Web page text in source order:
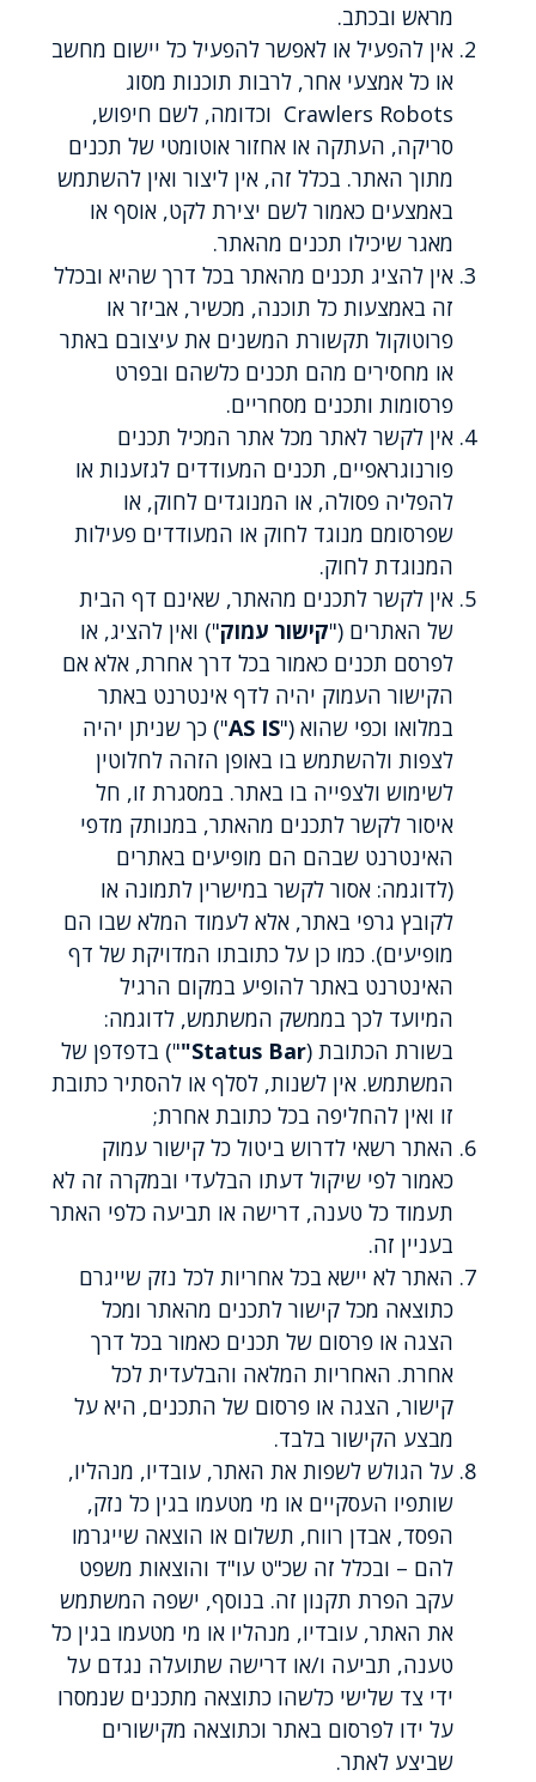
מראש ובכתב.
אין להפעיל או לאפשר להפעיל כל יישום מחשב
או כל אמצעי אחר, לרבות תוכנות מסוג
Crawlers Robots וכדומה, לשם חיפוש,
סריקה, העתקה או אחזור אוטומטי של תכנים
מתוך האתר. בכלל זה, אין ליצור ואין להשתמש
באמצעים כאמור לשם יצירת לקט, אוסף או
מאגר שיכילו תכנים מהאתר.
אין להציג תכנים מהאתר בכל דרך שהיא ובכלל
זה באמצעות כל תוכנה, מכשיר, אביזר או
פרוטוקול תקשורת המשנים את עיצובם באתר
או מחסירים מהם תכנים כלשהם ובפרט
פרסומות ותכנים מסחריים.
אין לקשר לאתר מכל אתר המכיל תכנים
פורנוגראפיים, תכנים המעודדים לגזענות או
להפליה פסולה, או המנוגדים לחוק, או
שפרסומם מנוגד לחוק או המעודדים פעילות
המנוגדת לחוק.
אין לקשר לתכנים מהאתר, שאינם דף הבית
של האתרים ("קישור עמוק") ואין להציג, או
לפרסם תכנים כאמור בכל דרך אחרת, אלא אם
הקישור העמוק יהיה לדף אינטרנט באתר
במלואו וכפי שהוא ("AS IS") כך שניתן יהיה
לצפות ולהשתמש בו באופן הזהה לחלוטין
לשימוש ולצפייה בו באתר. במסגרת זו, חל
איסור לקשר לתכנים מהאתר, במנותק מדפי
האינטרנט שבהם הם מופיעים באתרים
(לדוגמה: אסור לקשר במישרין לתמונה או
לקובץ גרפי באתר, אלא לעמוד המלא שבו הם
מופיעים). כמו כן על כתובתו המדויקת של דף
האינטרנט באתר להופיע במקום הרגיל
המיועד לכך בממשק המשתמש, לדוגמה:
בשורת הכתובת (Status Bar" ") בדפדפן של
המשתמש. אין לשנות, לסלף או להסתיר כתובת
זו ואין להחליפה בכל כתובת אחרת;
האתר רשאי לדרוש ביטול כל קישור עמוק
כאמור לפי שיקול דעתו הבלעדי ובמקרה זה לא
תעמוד כל טענה, דרישה או תביעה כלפי האתר
בעניין זה.
האתר לא יישא בכל אחריות לכל נזק שייגרם
כתוצאה מכל קישור לתכנים מהאתר ומכל
הצגה או פרסום של תכנים כאמור בכל דרך
אחרת. האחריות המלאה והבלעדית לכל
קישור, הצגה או פרסום של התכנים, היא על
מבצע הקישור בלבד.
על הגולש לשפות את האתר, עובדיו, מנהליו,
שותפיו העסקיים או מי מטעמו בגין כל נזק,
הפסד, אבדן רווח, תשלום או הוצאה שייגרמו
להם – ובכלל זה שכ"ט עו"ד והוצאות משפט
עקב הפרת תקנון זה. בנוסף, ישפה המשתמש
את האתר, עובדיו, מנהליו או מי מטעמו בגין כל
טענה, תביעה ו/או דרישה שתועלה נגדם על
ידי צד שלישי כלשהו כתוצאה מתכנים שנמסרו
על ידו לפרסום באתר וכתוצאה מקישורים
שביצע לאתר.